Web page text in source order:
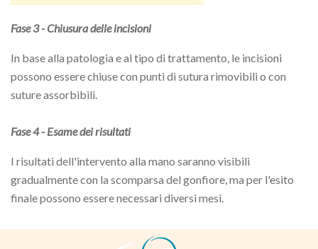
Fase 3 - Chiusura delle incisioni
In base alla patologia e al tipo di trattamento, le incisioni
possono essere chiuse con punti di sutura rimovibili o con
suture assorbibili.
Fase 4 - Esame dei risultati
I risultati dell'intervento alla mano saranno visibili
gradualmente con la scomparsa del gonfiore, ma per l'esito
finale possono essere necessari diversi mesi.